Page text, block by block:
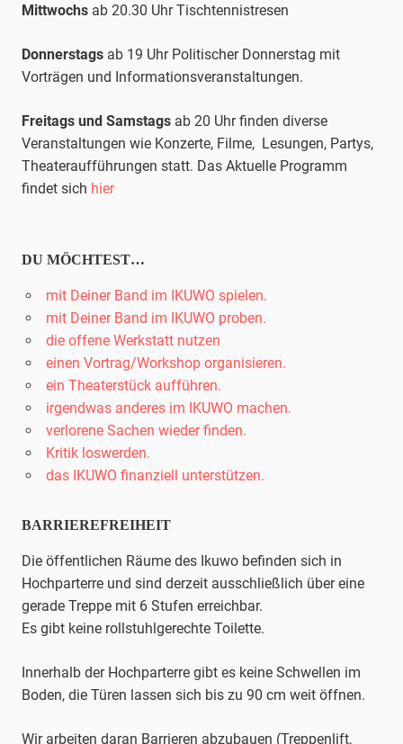
Mittwochs ab 20.30 UhrTischtennistresen
Donnerstags ab 19 Uhr Politischer Donnerstag mit
Vorträgen und Informationsveranstaltungen.
Freitags und Samstags ab 20 Uhr finden diverse
Veranstaltungen wie Konzerte, Filme, Lesungen, Partys,
Theateraufführungen statt. Das Aktuelle Programm
findet sich hier
DU MÖCHTEST…
mit Deiner Band im IKUWO spielen.
mit Deiner Band im IKUWO proben.
die offene Werkstatt nutzen
einen Vortrag/Workshop organisieren.
ein Theaterstück aufführen.
irgendwas anderes im IKUWO machen.
verlorene Sachen wieder finden.
Kritik loswerden.
das IKUWO finanziell unterstützen.
BARRIEREFREIHEIT
Die öffentlichen Räume des Ikuwo befinden sich in
Hochparterre und sind derzeit ausschließlich über eine
gerade Treppe mit 6 Stufen erreichbar.
Es gibt keine rollstuhlgerechte Toilette.
Innerhalb der Hochparterre gibt es keine Schwellen im
Boden, die Türen lassen sich bis zu 90 cm weit öffnen.
Wir arbeiten daran Barrieren abzubauen (Treppenlift,